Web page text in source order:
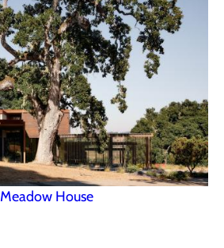
Meadow House